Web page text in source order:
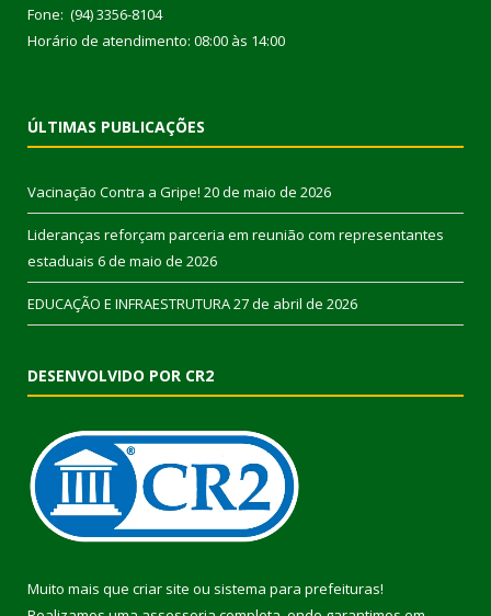
Fone: (94) 3356-8104
Horário de atendimento: 08:00 às 14:00
ÚLTIMAS PUBLICAÇÕES
Vacinação Contra a Gripe! 20 de maio de 2026
Lideranças reforçam parceria em reunião com representantes
estaduais 6 de maio de 2026
EDUCAÇÃO E INFRAESTRUTURA27 de abril de 2026
DESENVOLVIDO POR CR2
Muito mais que criar site ou sistema para prefeituras!